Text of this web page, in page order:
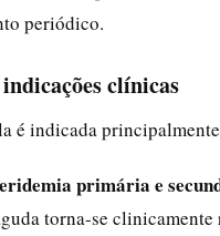
periódico.
clínicas
é indicada
primária e
torna-se clinicamente